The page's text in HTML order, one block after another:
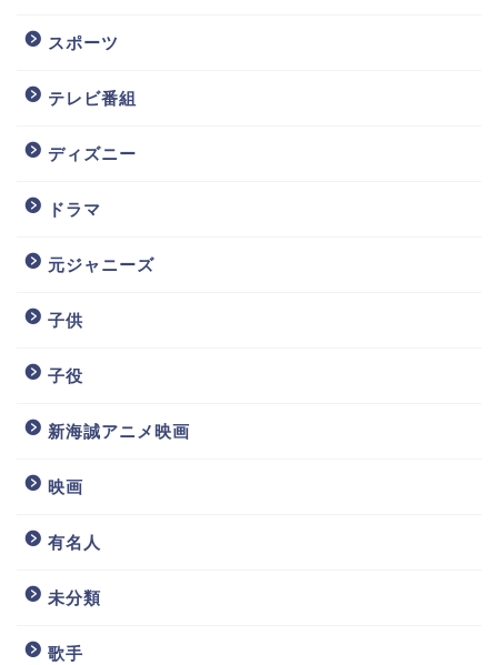
スポーツ
テレビ番組
ディズニー
ドラマ
元ジャニーズ
子供
子役
新海誠アニメ映画
映画
有名人
未分類
歌手